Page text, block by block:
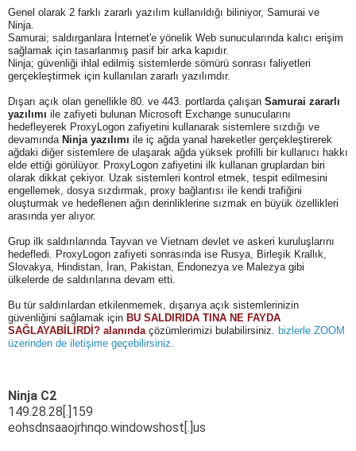
Genel olarak 2 farklı zararlı yazılım kullanıldığı biliniyor, Samurai ve
Ninja.
Samurai; saldırganlara İnternet'e yönelik Web sunucularında kalıcı erişim
sağlamak için tasarlanmış pasif bir arka kapıdır.
Ninja; güvenliği ihlal edilmiş sistemlerde sömürü sonrası faliyetleri
gerçekleştirmek için kullanılan zararlı yazılımdır.
Dışarı açık olan genellikle 80. ve 443. portlarda çalışan Samurai zararlı
yazılımı ile zafiyeti bulunan Microsoft Exchange sunucularını
hedefleyerek ProxyLogon zafiyetini kullanarak sistemlere sızdığı ve
devamında Ninja yazılımı ile iç ağda yanal hareketler gerçekleştirerek
ağdaki diğer sistemlere de ulaşarak ağda yüksek profilli bir kullanıcı hakkı
elde ettiği görülüyor. ProxyLogon zafiyetini ilk kullanan gruplardan biri
olarak dikkat çekiyor. Uzak sistemleri kontrol etmek, tespit edilmesini
engellemek, dosya sızdırmak, proxy bağlantısı ile kendi trafiğini
oluşturmak ve hedeflenen ağın derinliklerine sızmak en büyük özellikleri
arasında yer alıyor.
Grup ilk saldırılarında Tayvan ve Vietnam devlet ve askeri kuruluşlarını
hedefledi. ProxyLogon zafiyeti sonrasında ise Rusya, Birleşik Krallık,
Slovakya, Hindistan, İran, Pakistan, Endonezya ve Malezya gibi
ülkelerde de saldırılarına devam etti.
Bu tür saldırılardan etkilenmemek, dışarıya açık sistemlerinizin
güvenliğini sağlamak için BU SALDIRIDA TINA NE FAYDA
SAĞLAYABİLİRDİ? alanında çözümlerimizi bulabilirsiniz. bizlerle ZOOM
üzerinden de iletişime geçebilirsiniz.
Ninja C2
149.28.28[.]159
eohsdnsaaojrhnqo.windowshost[.]us